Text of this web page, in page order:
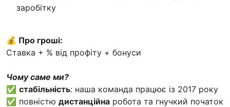
заробітку
💰 Про гроші:
Ставка + % від профіту + бонуси
Чому саме ми?
✅ стабільність: наша команда працює із 2017 року
✅ повністю дистанційна робота та гнучкий початок